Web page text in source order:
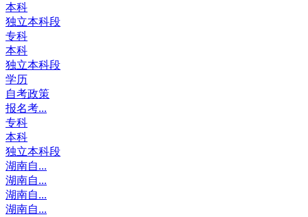
本科
独立本科段
专科
本科
独立本科段
学历
自考政策
报名考...
专科
本科
独立本科段
湖南自...
湖南自...
湖南自...
湖南自...